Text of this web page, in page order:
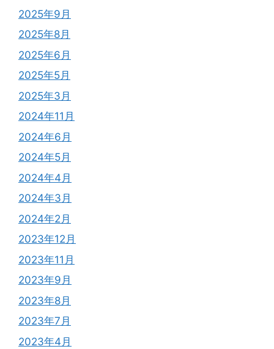
2025年9月
2025年8月
2025年6月
2025年5月
2025年3月
2024年11月
2024年6月
2024年5月
2024年4月
2024年3月
2024年2月
2023年12月
2023年11月
2023年9月
2023年8月
2023年7月
2023年4月